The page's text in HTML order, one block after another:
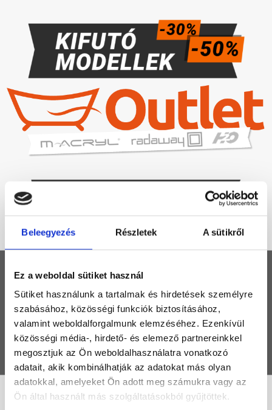
Beleegyezés Részletek A sütikről
Ez a weboldal sütiket használ
Sütiket használunk a tartalmak és hirdetések személyre
szabásához, közösségi funkciók biztosításához,
valamint weboldalforgalmunk elemzéséhez. Ezenkívül
közösségi média-, hirdető- és elemező partnereinkkel
megosztjuk az Ön weboldalhasználatra vonatkozó
adatait, akik kombinálhatják az adatokat más olyan
adatokkal, amelyeket Ön adott meg számukra vagy az
Ön által használt más szolgáltatásokból gyűjtöttek.
TERMÉKEK
MÁRKÁK
GYIK
KAPCSOLAT